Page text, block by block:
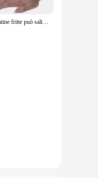
Divertente patatine fritte può saltare il serpente primaverile giocattolo regalo Pesce d'aprile Decorazione festa di Halloween Scherzi Scherzo Trucco Scherzo divertente Giocattoli